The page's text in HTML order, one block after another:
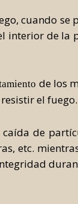
cuando se
interior de la
de los
el fuego.
de
etc.